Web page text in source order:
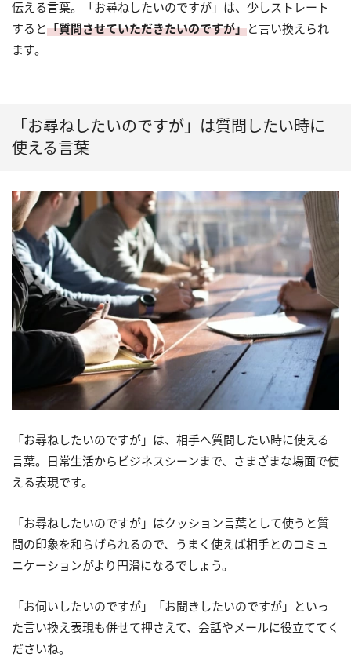
伝える言葉。「お尋ねしたいのですが」は、少しストレート
すると「質問させていただきたいのですが」と言い換えられ
ます。
「お尋ねしたいのですが」は質問したい時に
使える言葉
「お尋ねしたいのですが」は、相手へ質問したい時に使える
言葉。日常生活からビジネスシーンまで、さまざまな場面で使
える表現です。
「お尋ねしたいのですが」はクッション言葉として使うと質
問の印象を和らげられるので、うまく使えば相手とのコミュ
ニケーションがより円滑になるでしょう。
「お伺いしたいのですが」「お聞きしたいのですが」といっ
た言い換え表現も併せて押さえて、会話やメールに役立ててく
ださいね。